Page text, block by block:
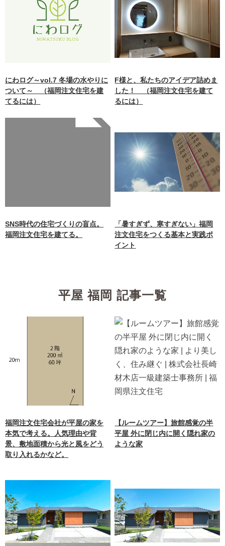
にわログ～vol.7 冬場の水やりに
ついて～ （福岡注文住宅を建
てるには）
F様と、私たちのアイデア詰めま
した！ （福岡注文住宅を建て
るには）
content/themes/nagasaki/f
unctions.php
on line87
SNS時代の住宅づくりの盲点。
福岡注文住宅を建てる。
「暑すぎず、寒すぎない」福岡
注文住宅をつくる基本と実践ポ
イント
平屋 福岡 記事一覧
福岡注文住宅会社が平屋の家を
本気で考える。人気理由や背
景、敷地面積から光と風をどう
取り入れるかなど。
【ルームツアー】旅館感覚の半
平屋 外に閉じ内に開く隠れ家の
ような家